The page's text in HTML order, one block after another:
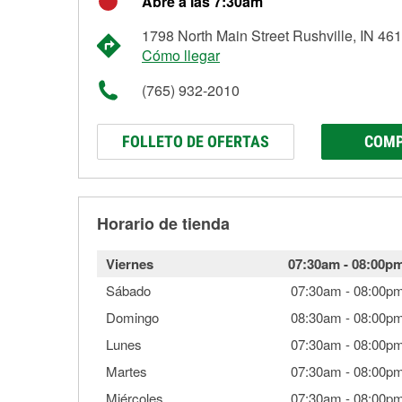
1798 North Main Street Rushville, IN
Cómo llegar
(765) 932-2010
FOLLETO DE OFERTAS
Horario de tienda
Viernes 07:30am-
Sábado 07:30am -
Domingo
08:30am -
Lunes
07:30am -
Martes
07:30am -
Miércoles
07:30am -